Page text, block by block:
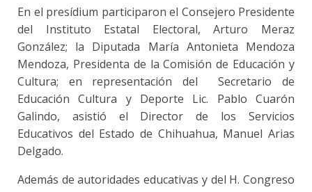
En el presídium participaron el Consejero Presidente
del Instituto Estatal Electoral, Arturo Meraz
González; la Diputada María Antonieta Mendoza
Mendoza, Presidenta de la Comisión de Educación y
Cultura; en representación del Secretario de
Educación Cultura y Deporte Lic. Pablo Cuarón
Galindo, asistió el Director de los Servicios
Educativos del Estado de Chihuahua, Manuel Arias
Delgado.
Además de autoridades educativas y del H. Congreso